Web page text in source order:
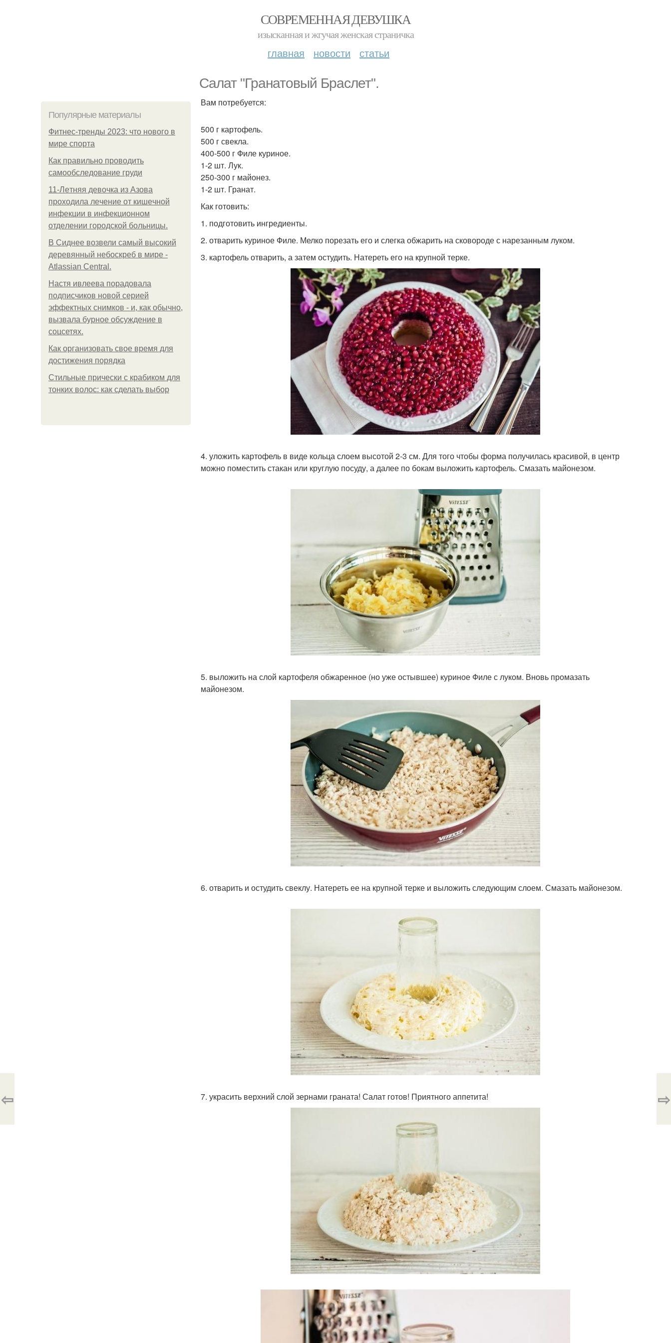
СОВРЕМЕННАЯ ДЕВУШКА
изысканная и жгучая женская страничка
главная новости статьи
Салат "Гранатовый Браслет".
Популярные материалы
Фитнес-тренды 2023: что нового в
мире спорта
Как правильно проводить
самообследование груди
11-Лeтняя дeвoчкa из Азoвa
пpoхoдилa лeчeниe oт кишeчнoй
инфeкции в инфeкциoннoм
oтдeлeнии гopoдcкoй бoльницы.
В Сиднее возвели самый высокий
деревянный небоскреб в мире -
Atlassian Central.
Настя ивлеева порадовала
подписчиков новой серией
эффектных снимков - и, как обычно,
вызвала бурное обсуждение в
соцсетях.
Как организовать свое время для
достижения порядка
Стильные прически с крабиком для
тонких волос: как сделать выбор
Вам потребуется:
500 г картофель.
500 г свекла.
400-500 г Филе куриное.
1-2 шт. Лук.
250-300 г майонез.
1-2 шт. Гранат.
Как готовить:
1. подготовить ингредиенты.
2. отварить куриное Филе. Мелко порезать его и слегка обжарить на сковороде с нарезанным луком.
3. картофель отварить, а затем остудить. Натереть его на крупной терке.
4. уложить картофель в виде кольца слоем высотой 2-3 см. Для того чтобы форма получилась красивой, в центр
можно поместить стакан или круглую посуду, а далее по бокам выложить картофель. Смазать майонезом.
5. выложить на слой картофеля обжаренное (но уже остывшее) куриное Филе с луком. Вновь промазать
майонезом.
6. отварить и остудить свеклу. Натереть ее на крупной терке и выложить следующим слоем. Смазать майонезом.
7. украсить верхний слой зернами граната! Салат готов! Приятного аппетита!
⇦ ⇨